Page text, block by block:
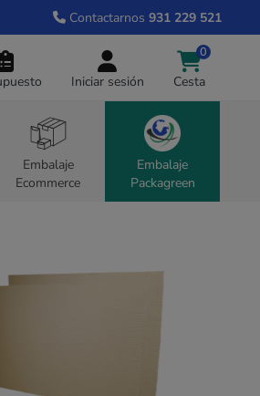
Contactarnos 931 229 521
Iniciar sesión Cesta
0
Embalaje
Ecommerce
Embalaje
Packagreen